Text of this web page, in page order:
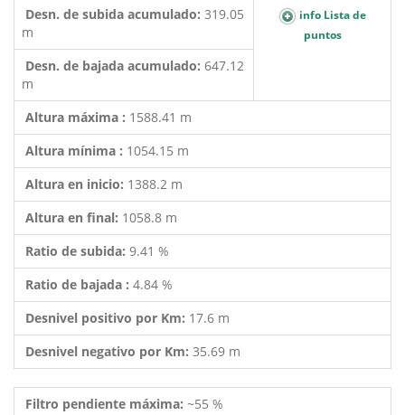
Desn. de subida acumulado: 319.05
m
info Lista de
puntos
Desn. de bajada acumulado: 647.12
m
Altura máxima : 1588.41 m
Altura mínima : 1054.15 m
Altura en inicio: 1388.2 m
Altura en final: 1058.8 m
Ratio de subida: 9.41 %
Ratio de bajada : 4.84 %
Desnivel positivo por Km: 17.6 m
Desnivel negativo por Km: 35.69 m
Filtro pendiente máxima: ~55 %